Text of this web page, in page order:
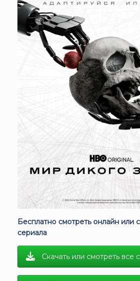
Бесплатно смотреть онлайн или
сериала
Скачать или смотреть все